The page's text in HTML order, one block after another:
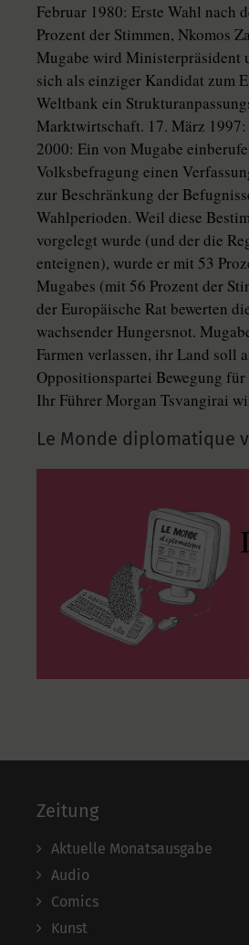
Februar 1980: Erste Wahl nach
Prozent der Stimmen, Nkomos
Mugabe wird Ministerpräsident
sich als einziger Kandidat zum
Weltbank ein
Marktwirtschaft. 17. März 1997:
2000: Ein von Mugabe
Volksbefragung einen
zur Beschränkung der
Wahlperioden. Weil diese
vorgelegt wurde (und der die
enteignen), wurde er mit 53
Mugabes (mit 56 Prozent der
der Europäische Rat bewerten
wachsender Hungersnot.
Farmen verlassen, ihr Land soll
Oppositionspartei Bewegung
Ihr Führer Morgan Tsvangirai
Le Monde diplomatique
Zeitung
Aktuelle Monatsausgabe
Audio
Comics
Kunst